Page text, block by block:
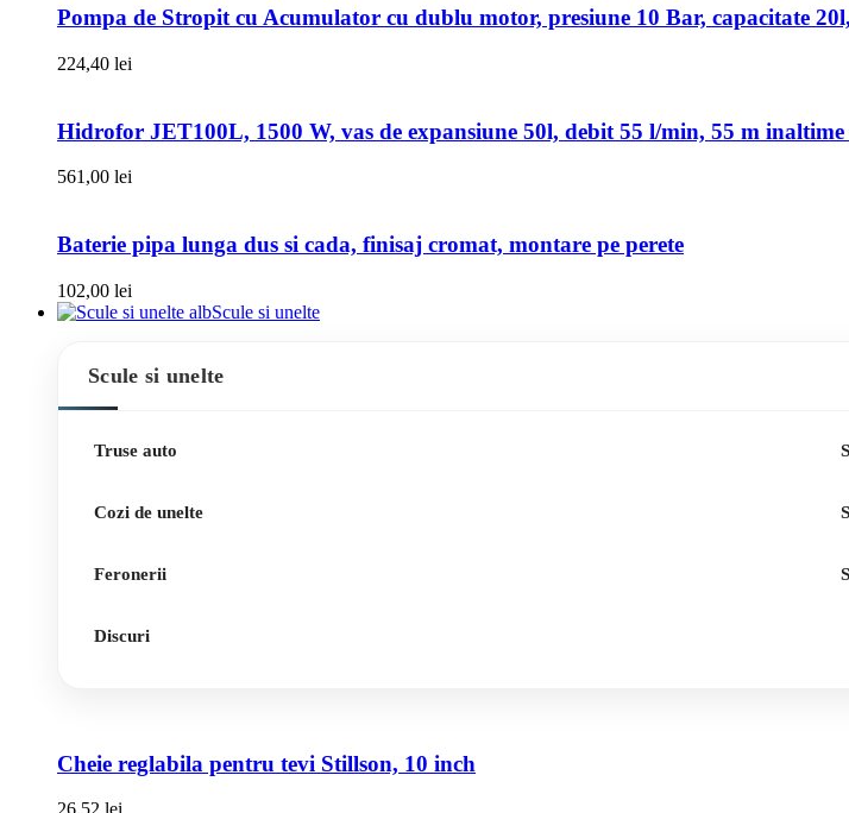
Pompa de Stropit cu Acumulator cu dublu motor, presiune 10 Bar, capacitate
224,40 lei
Hidrofor JET100L, 1500 W, vas de expansiune 50l, debit 55 l/min, 55 m
561,00 lei
Baterie pipa lunga dus si cada, finisaj cromat, montare pe perete
102,00 lei
Scule si unelte
Scule si unelte
Truse auto
Cozi de unelte
Feronerii
Discuri
Cheie reglabila pentru tevi Stillson, 10 inch